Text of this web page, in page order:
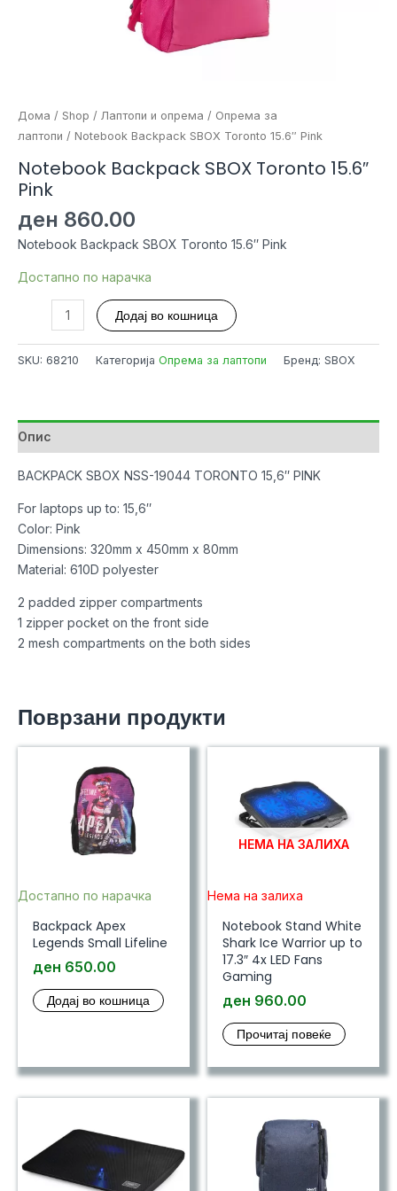
Дома / Shop / Лаптопи и опрема / Опрема за
лаптопи / Notebook Backpack SBOX Toronto 15.6″ Pink
Notebook Backpack SBOX Toronto 15.6″
Pink
ден 860.00
Notebook Backpack SBOX Toronto 15.6″ Pink
Достапно по нарачка
Notebook
Backpack
SBOX
количина
Додај во кошница
SKU: 68210 Категорија Опрема за лаптопи Бренд: SBOX
Опис
BACKPACK SBOX NSS-19044 TORONTO 15,6″ PINK
For laptops up to: 15,6″
Color: Pink
Dimensions: 320mm x 450mm x 80mm
Material: 610D polyester
2 padded zipper compartments
1 zipper pocket on the front side
2 mesh compartments on the both sides
Поврзани продукти
Достапно по нарачка
Backpack Apex
Legends Small Lifeline
ден 650.00
Додај во кошница
НЕМА НА ЗАЛИХА
Нема на залиха
Notebook Stand White
Shark Ice Warrior up to
17.3″ 4x LED Fans
Gaming
ден 960.00
Прочитај повеќе